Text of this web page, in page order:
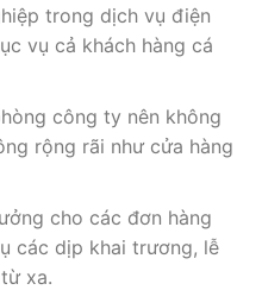
trong dịch vụ điện
vụ cả khách hàng cá
công ty nên không
rộng rãi như cửa hàng
cho các đơn hàng
các dịp khai trương, lễ
xa.